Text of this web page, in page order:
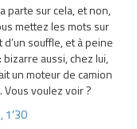
parte sur cela, et non,
mettez les mots sur
souffle, et à peine
aussi, chez lui,
un moteur de camion
voulez voir ?
1’30